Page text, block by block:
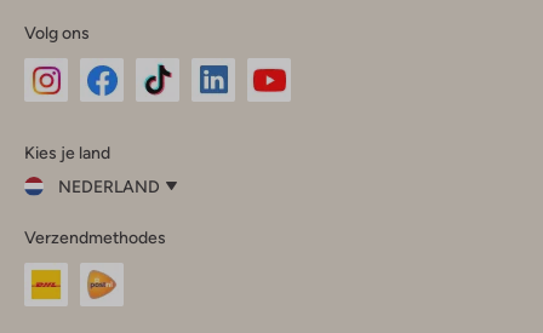
Volg ons
InstagramFacebook
Kies je land
NEDERLAND
je
land
Nederland
Verzendmethodes